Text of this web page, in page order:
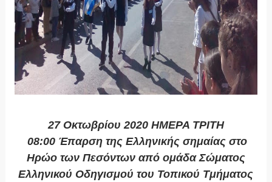
27 Οκτωβρίου 2020 ΗΜΕΡΑ ΤΡΙΤΗ
08:00 Έπαρση της Ελληνικής σημαίας στο
Ηρώο των Πεσόντων από ομάδα Σώματος
Ελληνικού Οδηγισμού του Τοπικού Τμήματος